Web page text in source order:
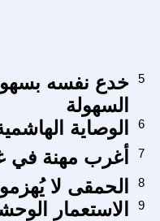
خدع نفسه
السهولة
5
الوصاية 6
أغرب مهنة في 7
الحمقى لا
8
الاستعمار 9